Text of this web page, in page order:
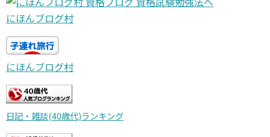
にほんブログ村
にほんブログ村
日記・雑談(40歳代)ランキング